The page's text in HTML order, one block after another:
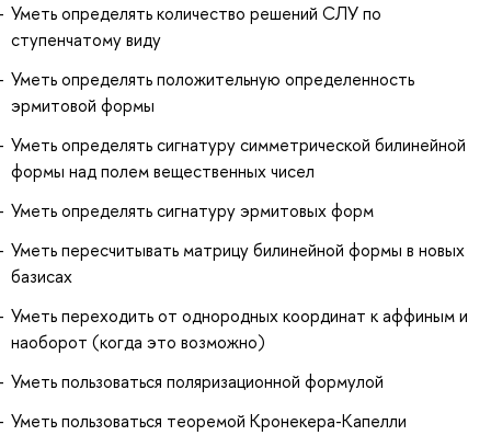
Уметь определять количество решений СЛУ по
ступенчатому виду
Уметь определять положительную определенность
эрмитовой формы
Уметь определять сигнатуру симметрической билинейной
формы над полем вещественных чисел
Уметь определять сигнатуру эрмитовых форм
Уметь пересчитывать матрицу билинейной формы в новых
базисах
Уметь переходить от однородных координат к аффиным и
наоборот (когда это возможно)
Уметь пользоваться поляризационной формулой
Уметь пользоваться теоремой Кронекера-Капелли